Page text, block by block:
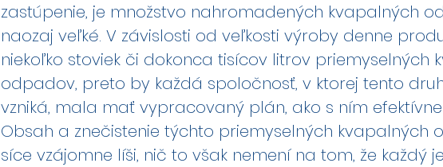
zastúpenie, je množstvo nahromadených kvapalných
naozaj veľké. V závislosti od veľkosti výroby denne
niekoľko stoviek či dokonca tisícov litrov priemyselných
odpadov, preto by každá spoločnosť, v ktorej tento
vzniká, mala mať vypracovaný plán, ako s ním
Obsah a znečistenie týchto priemyselných kvapalných
síce vzájomne líši, nič to však nemení na tom, že každý